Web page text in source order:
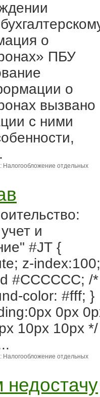
о
ПБУ
о
вызвано
с ними
Налогообложение отдельных
и
#JT {
z-index:100;
#CCCCCC; /*
color: #fff; }
0px
10px 10px */
Налогообложение отдельных